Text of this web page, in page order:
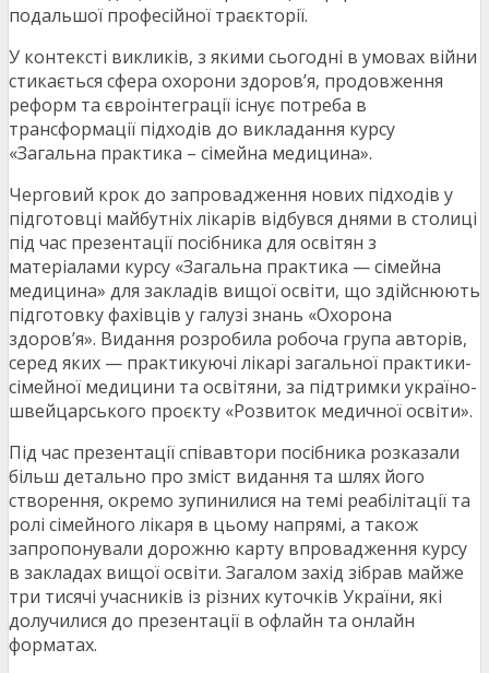
подальшої професійної траєкторії.
У контексті викликів, з якими сьогодні в умовах війни
стикається сфера охорони здоров’я, продовження
реформ та євроінтеграції існує потреба в
трансформації підходів до викладання курсу
«Загальна практика – сімейна медицина».
Черговий крок до запровадження нових підходів у
підготовці майбутніх лікарів відбувся днями в столиці
під час презентації посібника для освітян з
матеріалами курсу «Загальна практика — сімейна
медицина» для закладів вищої освіти, що здійснюють
підготовку фахівців у галузі знань «Охорона
здоров’я». Видання розробила робоча група авторів,
серед яких — практикуючі лікарі загальної практики-
сімейної медицини та освітяни, за підтримки україно-
швейцарського проєкту «Розвиток медичної освіти».
Під час презентації співавтори посібника розказали
більш детально про зміст видання та шлях його
створення, окремо зупинилися на темі реабілітації та
ролі сімейного лікаря в цьому напрямі, а також
запропонували дорожню карту впровадження курсу
в закладах вищої освіти. Загалом захід зібрав майже
три тисячі учасників із різних куточків України, які
долучилися до презентації в офлайн та онлайн
форматах.